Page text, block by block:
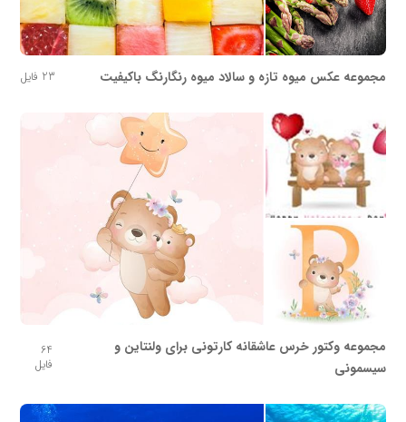
مجموعه عکس میوه تازه و سالاد میوه رنگارنگ باکیفیت 23 فایل
مجموعه وکتور خرس عاشقانه کارتونی برای ولنتاین و
سیسمونی
64
فایل